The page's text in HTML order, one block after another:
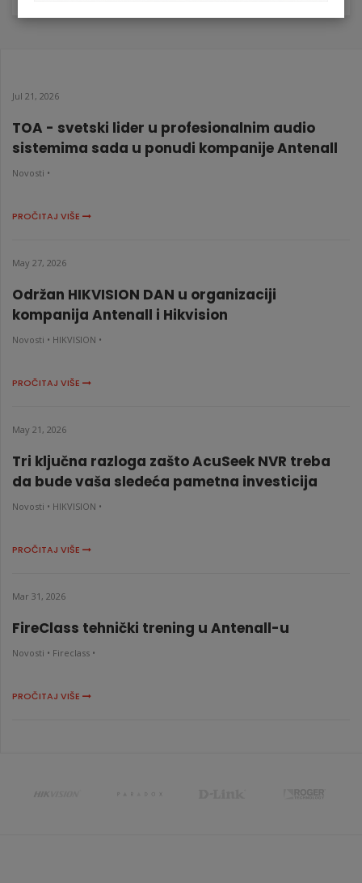
Jul 21, 2026
TOA - svetski lider u profesionalnim audio
sistemima sada u ponudi kompanije Antenall
Novosti •
PROČITAJ VIŠE
May 27, 2026
Održan HIKVISION DAN u organizaciji
kompanija Antenall i Hikvision
Novosti • HIKVISION •
PROČITAJ VIŠE
May 21, 2026
Tri ključna razloga zašto AcuSeek NVR treba
da bude vaša sledeća pametna investicija
Novosti • HIKVISION •
PROČITAJ VIŠE
Mar 31, 2026
FireClass tehnički trening u Antenall-u
Novosti • Fireclass •
PROČITAJ VIŠE